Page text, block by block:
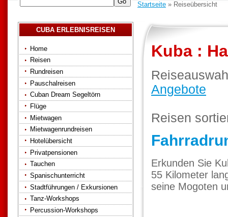
Startseite » Reiseübersicht
CUBA ERLEBNISREISEN
Home
Reisen
Rundreisen
Pauschalreisen
Cuban Dream Segeltörn
Flüge
Mietwagen
Mietwagenrundreisen
Hotelübersicht
Privatpensionen
Tauchen
Spanischunterricht
Stadtführungen / Exkursionen
Tanz-Workshops
Percussion-Workshops
Kuba :
Angebote
Reisen
Erkunden Sie
55 Kilometer
seine Mogoten